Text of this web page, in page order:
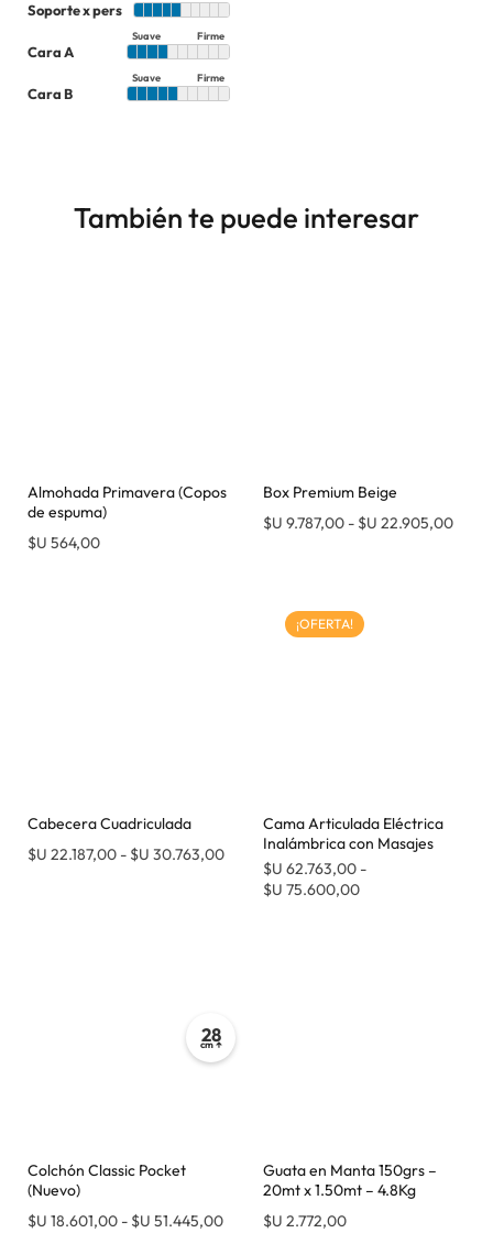
Soporte x pers
Cara A
Suave Firme
Cara B
Suave Firme
También te puede interesar
Almohada Primavera (Copos
de espuma)
$U 564,00
Box Premium Beige
$U 9.787,00 - $U 22.905,00
Cabecera Cuadriculada
$U 22.187,00 - $U 30.763,00
¡OFERTA!
Cama Articulada Eléctrica
Inalámbrica con Masajes
$U 62.763,00 -
$U 75.600,00
28
cm ↑
Colchón Classic Pocket
(Nuevo)
$U 18.601,00 - $U 51.445,00
Guata en Manta 150grs –
20mt x 1.50mt – 4.8Kg
$U 2.772,00